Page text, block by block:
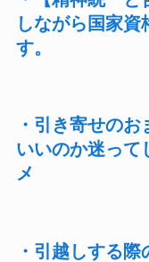
しながら国家
す。
・引き寄せの
いいのか迷って
メ
・引越しする